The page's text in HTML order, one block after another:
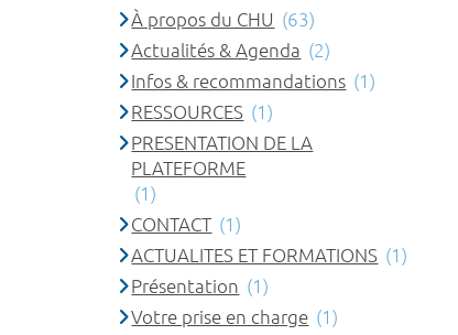
À propos du CHU (63)
Actualités & Agenda (2)
Infos & recommandations (1)
RESSOURCES (1)
PRESENTATION DE LA
PLATEFORME
(1)
CONTACT (1)
ACTUALITES ET FORMATIONS (1)
Présentation (1)
Votre prise en charge (1)